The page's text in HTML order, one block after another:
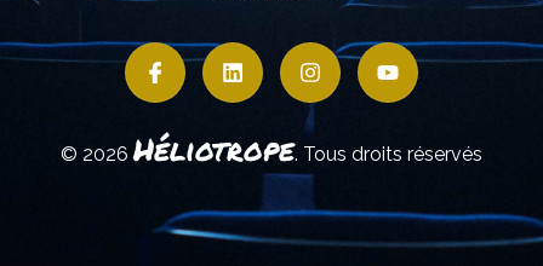
© 2026Héliotrope. Tous droits réservés